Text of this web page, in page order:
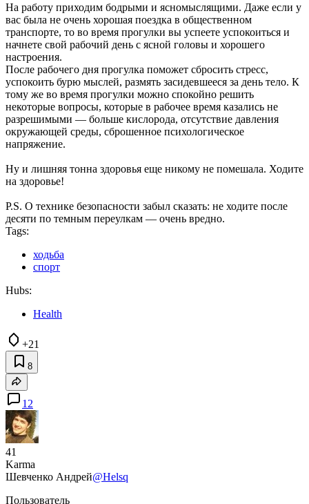
На работу приходим бодрыми и ясномыслящими. Даже если у
вас была не очень хорошая поездка в общественном
транспорте, то во время прогулки вы успеете успокоиться и
начнете свой рабочий день с ясной головы и хорошего
настроения.
После рабочего дня прогулка поможет сбросить стресс,
успокоить бурю мыслей, размять засидевшееся за день тело. К
тому же во время прогулки можно спокойно решить
некоторые вопросы, которые в рабочее время казались не
разрешимыми — больше кислорода, отсутствие давления
окружающей среды, сброшенное психологическое
напряжение.
Ну и лишняя тонна здоровья еще никому не помешала. Ходите
на здоровье!
P.S. О технике безопасности забыл сказать: не ходите после
десяти по темным переулкам — очень вредно.
Tags:
ходьба
спорт
Hubs:
Health
+21
8
12
41
Karma
Шевченко Андрей@Helsq
Пользователь